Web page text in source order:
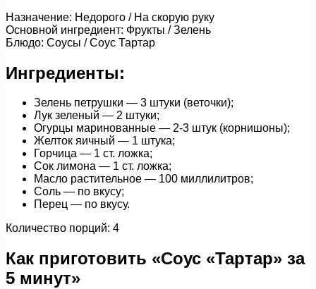
Назначение: Недорого / На скорую руку
Основной ингредиент: Фрукты / Зелень
Блюдо: Соусы / Соус Тартар
Ингредиенты:
Зелень петрушки — 3 штуки (веточки);
Лук зеленый — 2 штуки;
Огурцы маринованные — 2-3 штук (корнишоны);
Желток яичный — 1 штука;
Горчица — 1 ст. ложка;
Сок лимона — 1 ст. ложка;
Масло растительное — 100 миллилитров;
Соль — по вкусу;
Перец — по вкусу.
Количество порций: 4
Как приготовить «Соус «Тартар» за
5 минут»